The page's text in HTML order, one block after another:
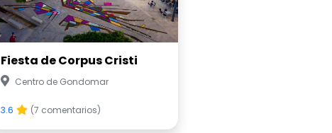
Fiesta de Corpus Cristi
Centro de Gondomar
3.6 (7 comentarios)